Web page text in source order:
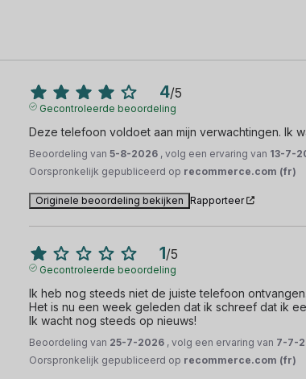
4/5
Gecontroleerde beoordeling
Deze telefoon voldoet aan mijn verwachtingen. Ik
Beoordeling van5-8-2026 , volg een ervaring van 13-7-
Oorspronkelijk gepubliceerd op recommerce.com (fr)
Originele beoordeling bekijken Rapporteer
1/5
Gecontroleerde beoordeling
Ik heb nog steeds niet de juiste telefoon ontvangen.
Het is nu een week geleden dat ik schreef dat ik
Ik wacht nog steeds op nieuws!
Beoordeling van 25-7-2026 , volg een ervaring van 7-7-
Oorspronkelijk gepubliceerd op recommerce.com (fr)